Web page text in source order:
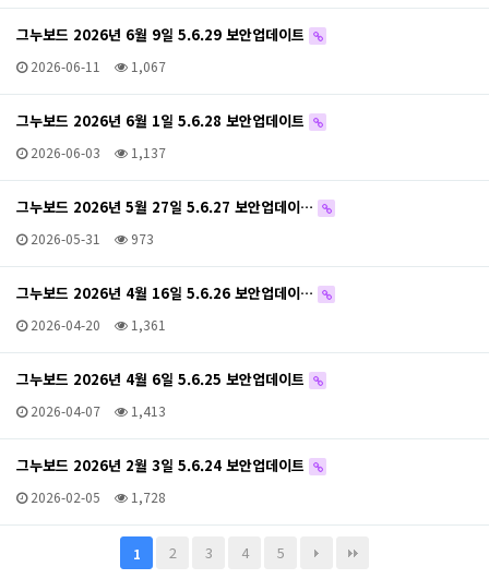
그누보드 2026년 6월 9일 5.6.29 보안업데이트
2026-06-11 1,067
그누보드 2026년 6월 1일 5.6.28 보안업데이트
2026-06-03 1,137
그누보드 2026년 5월 27일 5.6.27 보안업데이…
2026-05-31 973
그누보드 2026년 4월 16일 5.6.26 보안업데이…
2026-04-20 1,361
그누보드 2026년 4월 6일 5.6.25 보안업데이트
2026-04-07 1,413
그누보드 2026년 2월 3일 5.6.24 보안업데이트
2026-02-05 1,728
1 2 3 4 5